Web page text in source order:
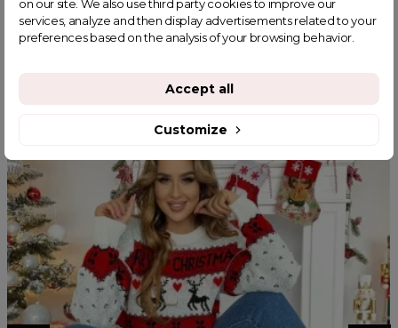
on our site. We also use third party cookies to improve our
services, analyze and then display advertisements related to your
preferences based on the analysis of your browsing behavior.
Customize
Accept all